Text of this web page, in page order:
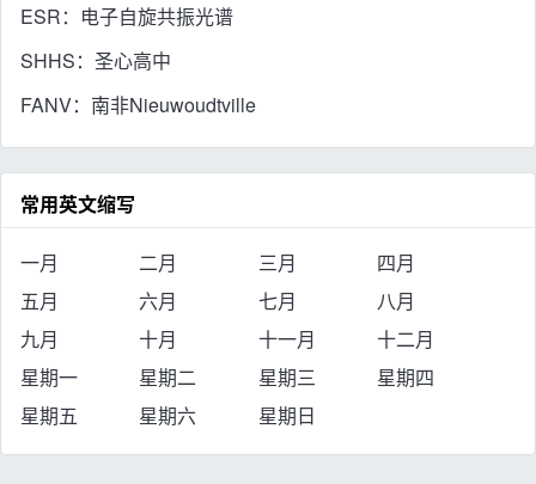
ESR：电子自旋共振光谱
SHHS：圣心高中
FANV：南非Nieuwoudtville
常用英文缩写
一月 二月 三月
四月
五月
六月 七月
八月
九月
十月 十一月
十二月
星期一
星期二 星期三
星期四
星期五
星期六 星期日